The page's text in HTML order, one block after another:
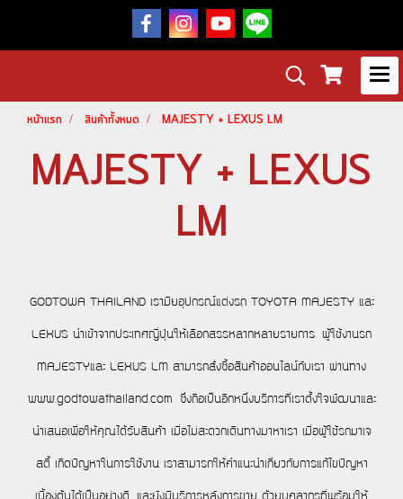
หน้าแรก สินค้าทั้งหมด MAJESTY + LEXUS LM
MAJESTY + LEXUS
LM
GODTOWA THAILAND เรามียอุปกรณ์แต่งรถ TOYOTA MAJESTY และ
LEXUS นำเข้าจากประเทศญี่ปุ่นให้เลือกสรรหลากหลายรายการ ผู้ใช้งานรถ
MAJESTYและ LEXUS LM สามารถสั่งซื้อสินค้าออนไลน์กับเรา ผ่านทาง
www.godtowathailand.com ซึ่งถือเป็นอีกหนึ่งบริการที่เราตั้งใจพัฒนาและ
นำเสนอเพื่อให้คุณได้รับสินค้า เมื่อไม่สะดวกเดินทางมาหาเรา เมื่อผู้ใช้รถมาเจ
สตี้ เกิดปัญหาในการใช้งาน เราสามารถให้คำแนะนำเกี่ยวกับการแก้ไขปัญหา